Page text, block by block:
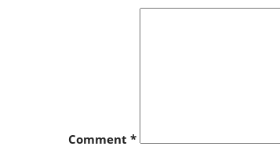
Comment *